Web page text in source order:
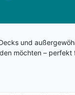
und
möchten – perfekt